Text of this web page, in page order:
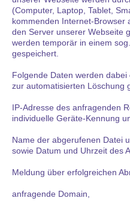
(Computer, Laptop, Tablet,
kommenden Internet-Browser
den Server unserer Webseite
werden temporär in einem
gespeichert.
Folgende Daten werden
zur automatisierten Löschung
IP-Adresse des anfragenden
individuelle Geräte-Kennung
Name der abgerufenen Datei
sowie Datum und Uhrzeit des
Meldung über erfolgreichen
anfragende Domain,